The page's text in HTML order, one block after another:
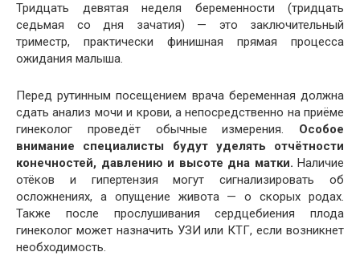
Тридцать девятая неделя беременности (тридцать
седьмая со дня зачатия) — это заключительный
триместр, практически финишная прямая процесса
ожидания малыша.
Перед рутинным посещением врача беременная должна
сдать анализ мочи и крови, а непосредственно на приёме
гинеколог проведёт обычные измерения. Особое
внимание специалисты будут уделять отчётности
конечностей, давлению и высоте дна матки. Наличие
отёков и гипертензия могут сигнализировать об
осложнениях, а опущение живота — о скорых родах.
Также после прослушивания сердцебиения плода
гинеколог может назначить УЗИ или КТГ, если возникнет
необходимость.